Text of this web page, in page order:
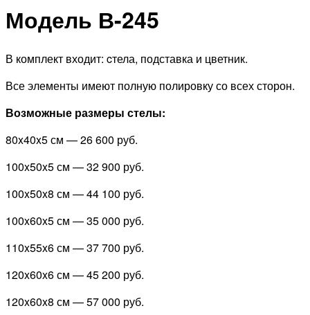
Модель В-245
В комплект входит: cтела, подставка и цветник.
Все элементы имеют полную полировку со всех сторон.
Возможные размеры стелы:
80x40x5 см —26 600 руб.
100x50x5 см —32 900 руб.
100x50x8 см —44 100 руб.
100x60x5 см —35 000 руб.
110x55x6 см —37 700 руб.
120x60x6 см —45 200 руб.
120x60x8 см —57 000 руб.